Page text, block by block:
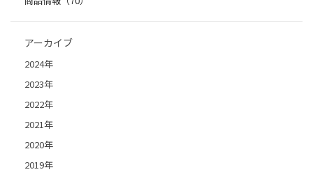
アーカイブ
2024年
2023年
2022年
2021年
2020年
2019年